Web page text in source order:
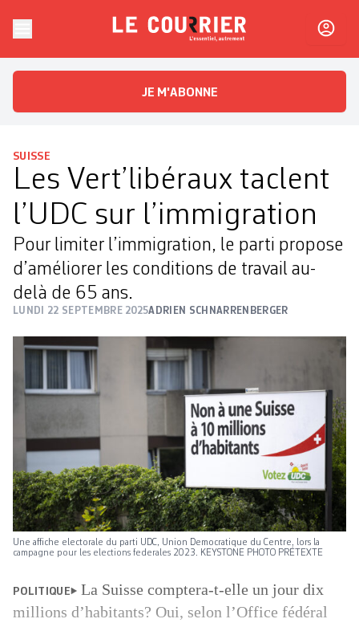
Le CourrierL'essentiel, autrement
JE M'ABONNE
SUISSE
Les Vert’libéraux taclent
l’UDC sur l’immigration
Pour limiter l’immigration, le parti propose
d’améliorer les conditions de travail au-
delà de 65 ans.
LUNDI 22 SEPTEMBRE 2025ADRIEN SCHNARRENBERGER
Une affiche electorale du parti UDC, Union Democratique du Centre, lors la
campagne pour les elections federales 2023. KEYSTONE PHOTO PRÉTEXTE
POLITIQUE
La Suisse comptera-t-elle un jour dix
millions d’habitants? Oui, selon l’Office fédéral